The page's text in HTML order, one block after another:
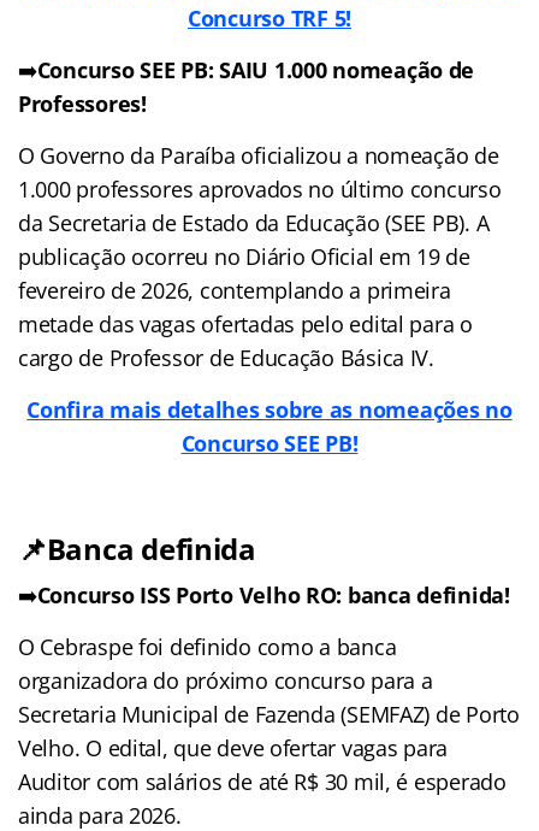
Concurso TRF 5!
➡️Concurso SEE PB: SAIU 1.000 nomeação de
Professores!
O Governo da Paraíba oficializou a nomeação de
1.000 professores aprovados no último concurso
da Secretaria de Estado da Educação (SEE PB). A
publicação ocorreu no Diário Oficial em 19 de
fevereiro de 2026, contemplando a primeira
metade das vagas ofertadas pelo edital para o
cargo de Professor de Educação Básica IV.
Confira mais detalhes sobre as nomeações no
Concurso SEE PB!
📌Banca definida
➡️Concurso ISS Porto Velho RO: banca definida!
O Cebraspe foi definido como a banca
organizadora do próximo concurso para a
Secretaria Municipal de Fazenda (SEMFAZ) de Porto
Velho. O edital, que deve ofertar vagas para
Auditor com salários de até R$ 30 mil, é esperado
ainda para 2026.